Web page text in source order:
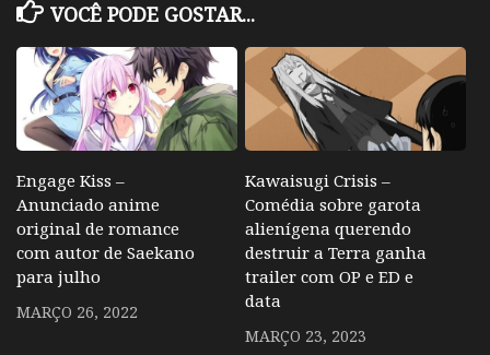
VOCÊ PODE GOSTAR...
Engage Kiss –
Anunciado anime
original de romance
com autor de Saekano
para julho
MARÇO 26, 2022
Kawaisugi Crisis –
Comédia sobre garota
alienígena querendo
destruir a Terra ganha
trailer com OP e ED e
data
MARÇO 23, 2023